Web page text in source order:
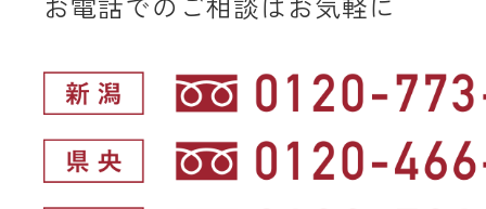
お電話でのご相談はお気軽に